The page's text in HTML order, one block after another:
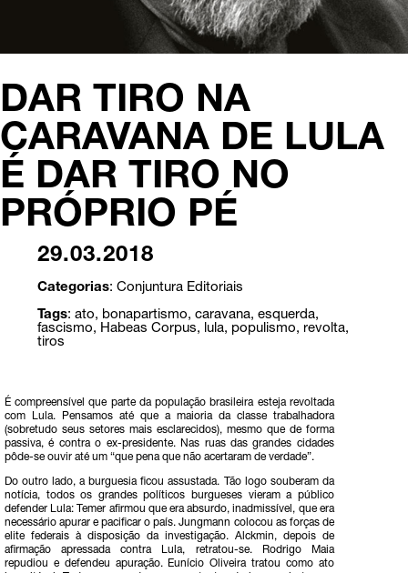
DAR TIRO NA
CARAVANA DE LULA
É DAR TIRO NO
PRÓPRIO PÉ
29.03.2018
Categorias: Conjuntura Editoriais
Tags: ato, bonapartismo, caravana, esquerda,
fascismo, Habeas Corpus, lula, populismo, revolta,
tiros
É compreensível que parte da população brasileira esteja revoltada
com Lula. Pensamos até que a maioria da classe trabalhadora
(sobretudo seus setores mais esclarecidos), mesmo que de forma
passiva, é contra o ex-presidente. Nas ruas das grandes cidades
pôde-se ouvir até um “que pena que não acertaram de verdade”.
Do outro lado, a burguesia ficou assustada. Tão logo souberam da
notícia, todos os grandes políticos burgueses vieram a público
defender Lula: Temer afirmou que era absurdo, inadmissível, que era
necessário apurar e pacificar o país. Jungmann colocou as forças de
elite federais à disposição da investigação. Alckmin, depois de
afirmação apressada contra Lula, retratou-se. Rodrigo Maia
repudiou e defendeu apuração. Eunício Oliveira tratou como ato